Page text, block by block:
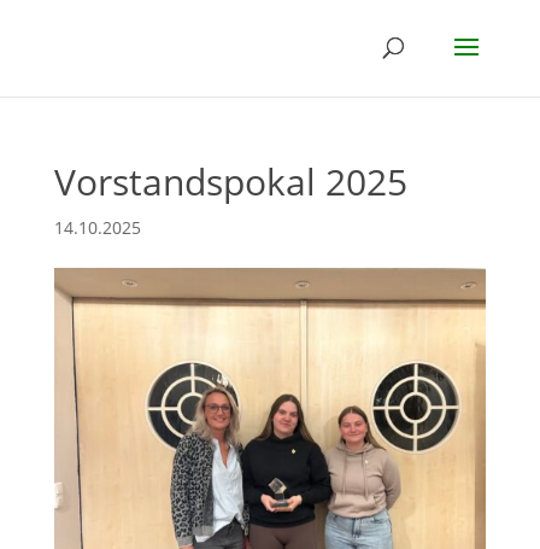
Vorstandspokal 2025
14.10.2025